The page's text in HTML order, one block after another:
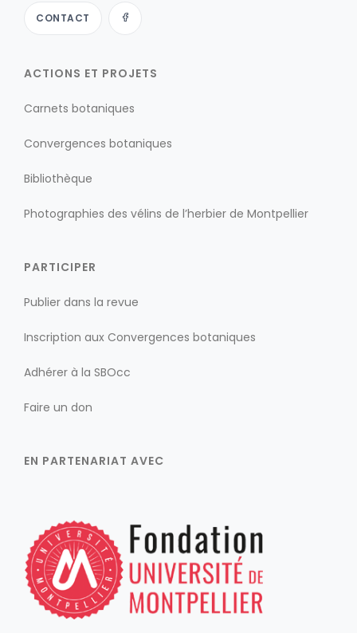
CONTACT
ACTIONS ET PROJETS
Carnets botaniques
Convergences botaniques
Bibliothèque
Photographies des vélins de l’herbier de Montpellier
PARTICIPER
Publier dans la revue
Inscription aux Convergences botaniques
Adhérer à la SBOcc
Faire un don
EN PARTENARIAT AVEC